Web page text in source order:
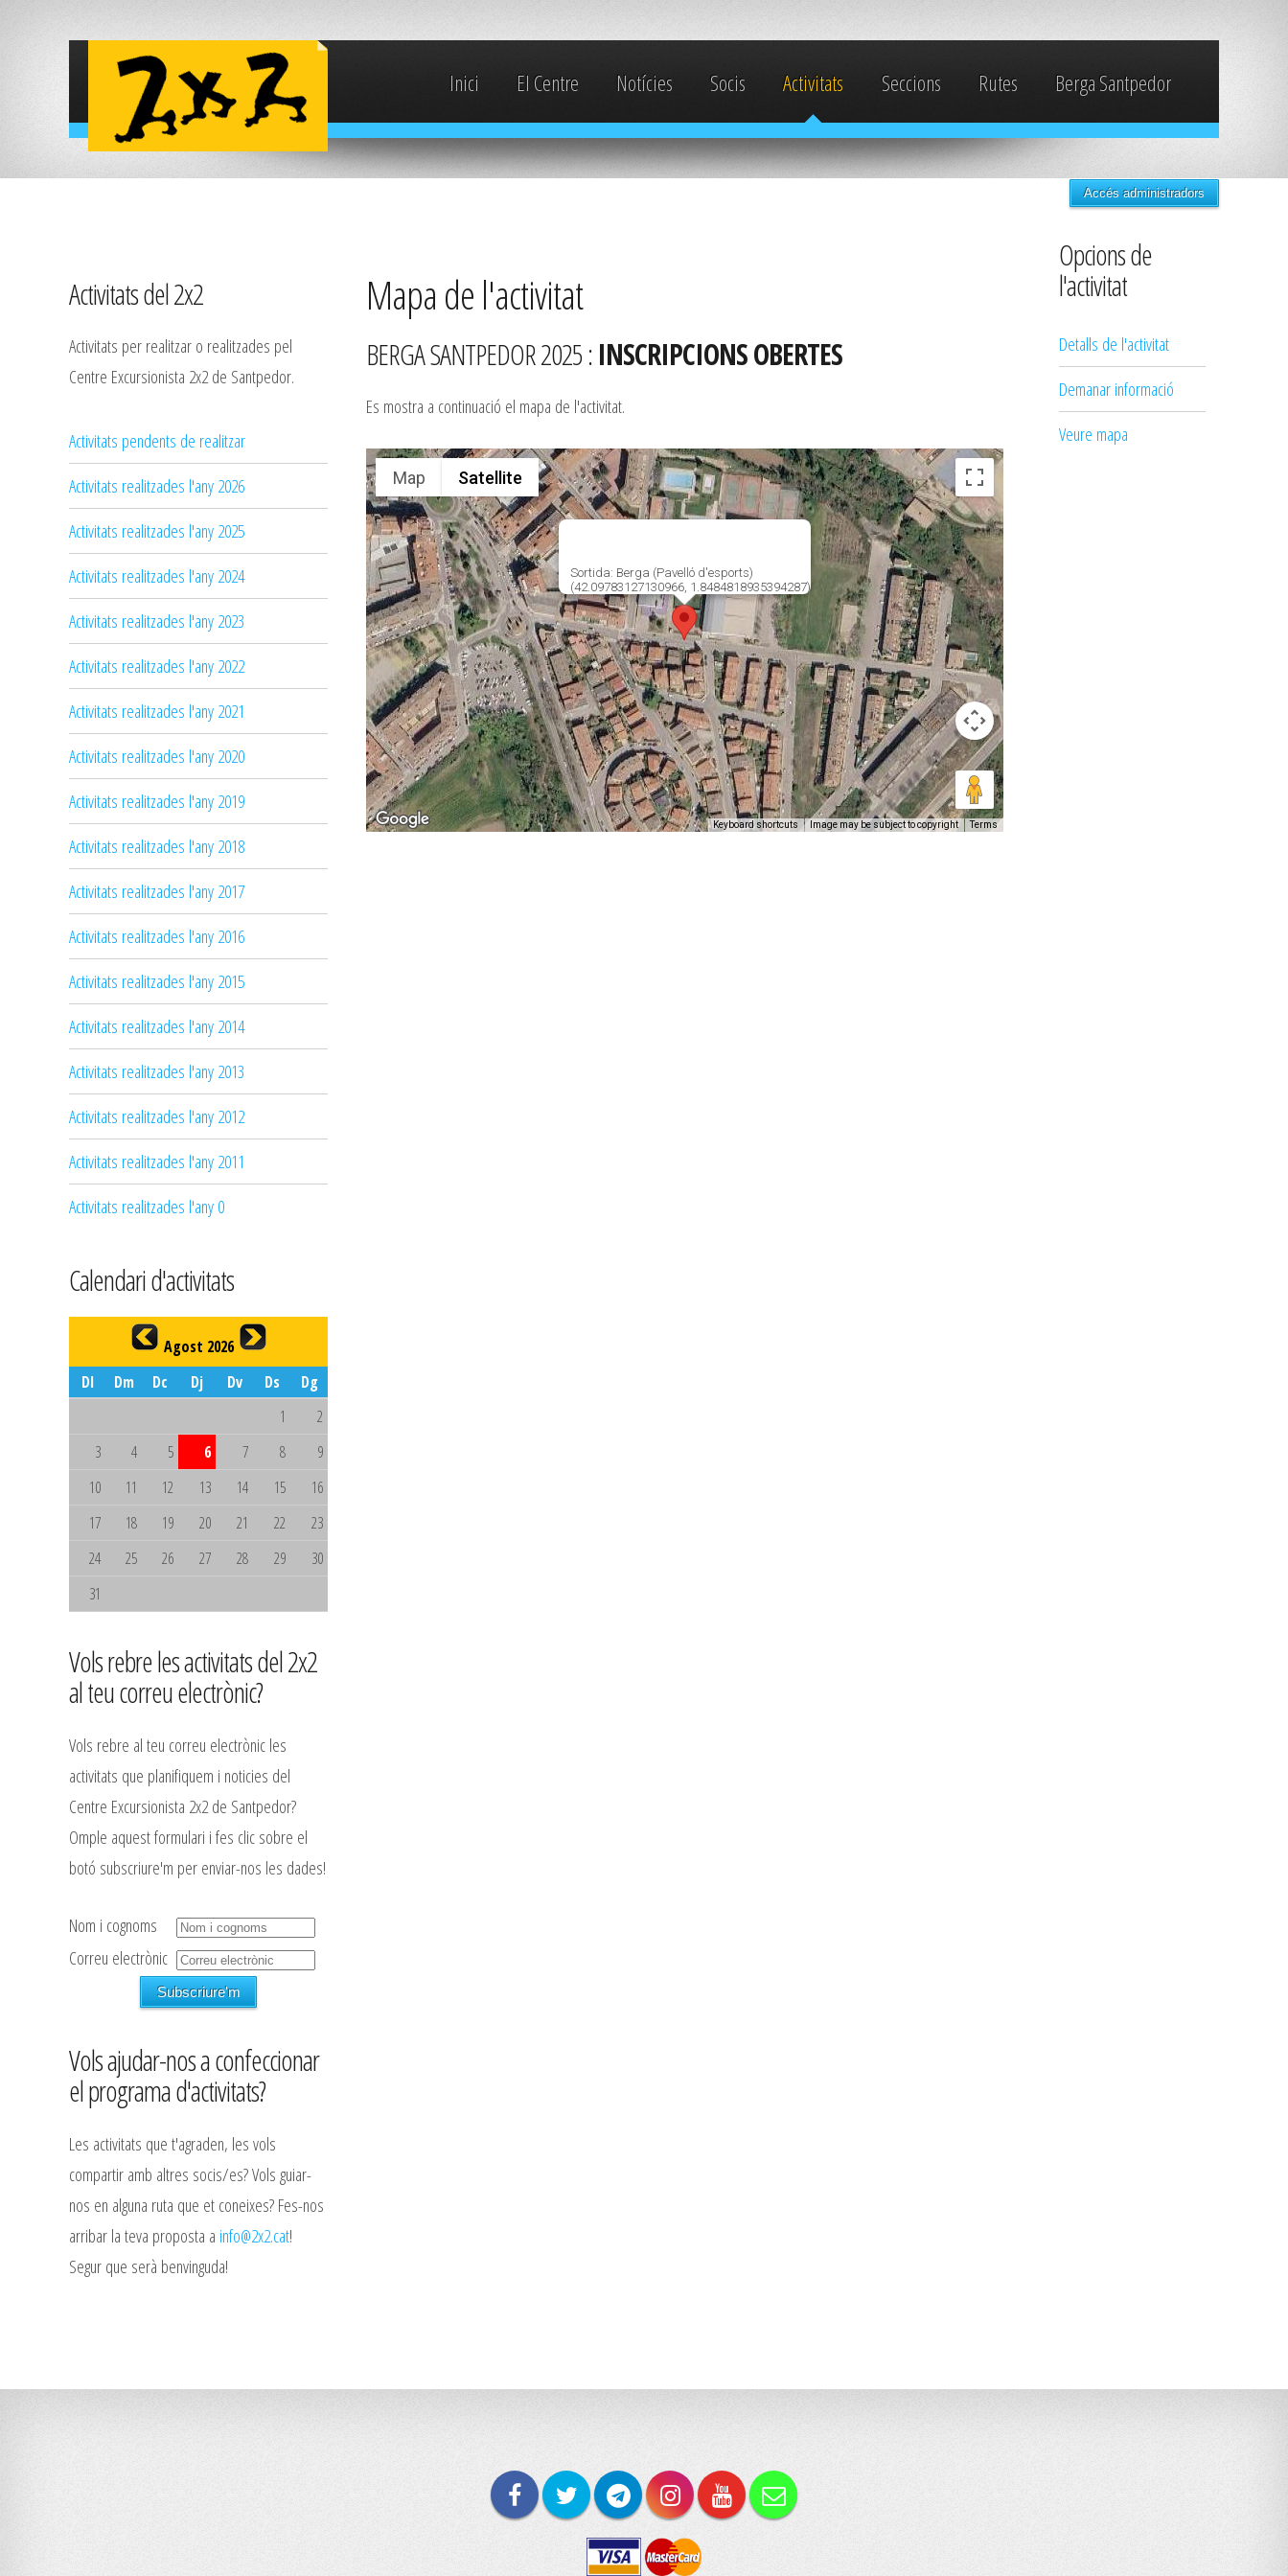
Inici El Centre Notícies Socis Activitats Seccions Rutes Berga Santpedor
Accés administradors
Activitats del 2x2
Activitats per realitzar o realitzades pel
Centre Excursionista 2x2 de Santpedor.
Activitats pendents de realitzar
Activitats realitzades l'any 2026
Activitats realitzades l'any 2025
Activitats realitzades l'any 2024
Activitats realitzades l'any 2023
Activitats realitzades l'any 2022
Activitats realitzades l'any 2021
Activitats realitzades l'any 2020
Activitats realitzades l'any 2019
Activitats realitzades l'any 2018
Activitats realitzades l'any 2017
Activitats realitzades l'any 2016
Activitats realitzades l'any 2015
Activitats realitzades l'any 2014
Activitats realitzades l'any 2013
Activitats realitzades l'any 2012
Activitats realitzades l'any 2011
Activitats realitzades l'any 0
Calendari d'activitats
Agost 2026
Dl
Dm Dc Dj Dv Ds
Dg
1
2
3
4 5 6 7 8
9
10
11 12 13 14 15
16
17
18 19 20 21 22
23
24
25 26 27 28 29
30
31
Vols rebre les activitats del 2x2
al teu correu electrònic?
Vols rebre al teu correu electrònic les
activitats que planifiquem i noticies del
Centre Excursionista 2x2 de Santpedor?
Omple aquest formulari i fes clic sobre el
botó subscriure'm per enviar-nos les dades!
Nom i cognoms
Correu electrònic
Vols ajudar-nos a confeccionar
el programa d'activitats?
Les activitats que t'agraden, les vols
compartir amb altres socis/es? Vols guiar-
nos en alguna ruta que et coneixes? Fes-nos
arribar la teva proposta a info@2x2.cat!
Segur que serà benvinguda!
Mapa de l'activitat
BERGA SANTPEDOR 2025 :INSCRIPCIONS OBERTES
Es mostra a continuació el mapa de l'activitat.
Sortida: Berga (Pavelló d'esports)
(42.09783127130966, 1.8484818935394287)
Map Satellite
Keyboard shortcuts Image may be subject to copyright Terms
Opcions de
l'activitat
Detalls de l'activitat
Demanar informació
Veure mapa